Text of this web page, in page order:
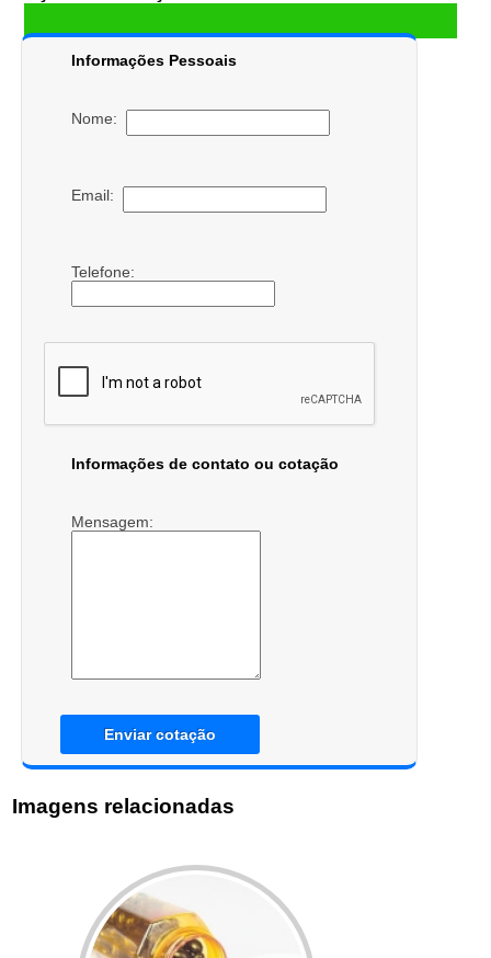
Informações Pessoais
Nome:
Email:
Telefone:
Informações de contato ou cotação
Mensagem:
Enviar cotação
Imagens relacionadas